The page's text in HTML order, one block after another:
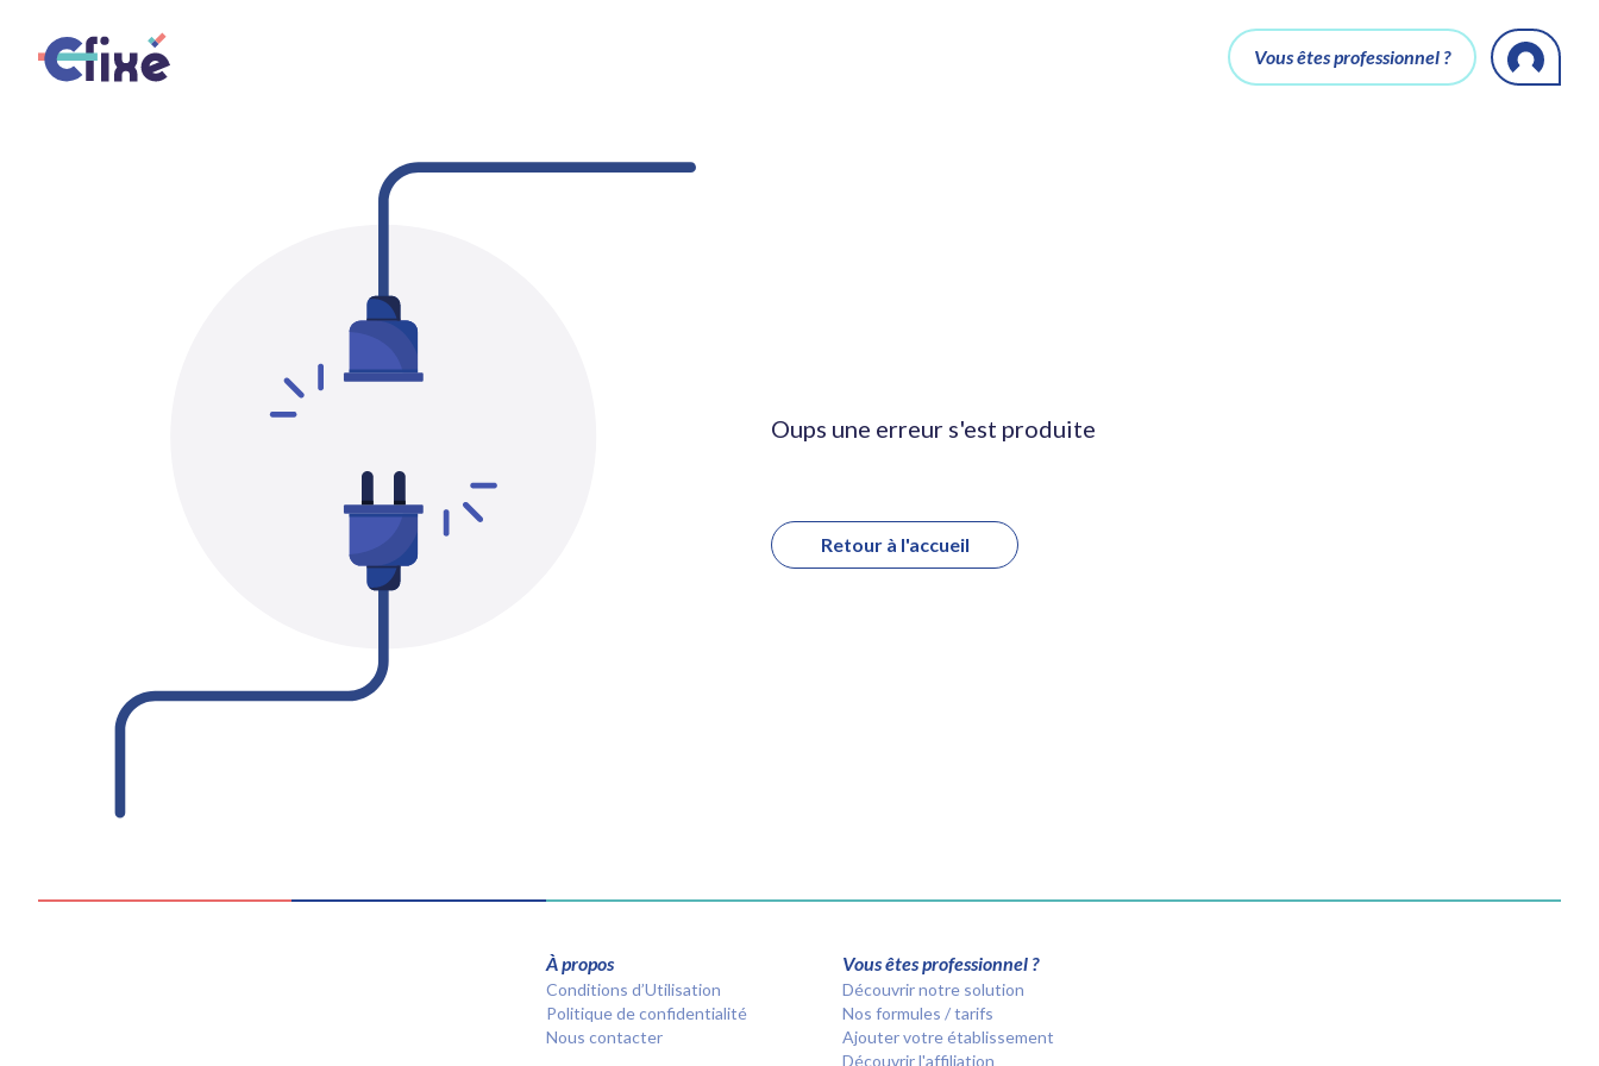
Vous êtes professionnel ?
Oups une erreur s'est produite
Retour à l'accueil
À propos
Conditions d’Utilisation
Politique de confidentialité
Nous contacter
Vous êtes professionnel ?
Découvrir notre solution
Nos formules / tarifs
Ajouter votre établissement
Découvrir l'affiliation